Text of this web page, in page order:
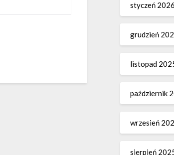
styczeń 2026
grudzień
listopad
październik
wrzesień
sierpień